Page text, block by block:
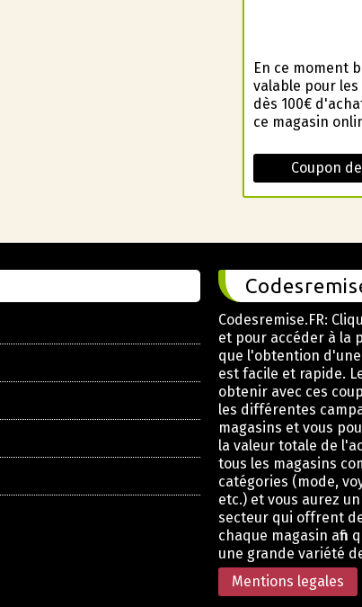
En ce moment
valable pour
dès 100€
ce magasin
Coupon
Codesremise.FR:
et pour accéder à la
que l'obtention
est facile et rapide.
obtenir avec ces
les différentes
magasins et vous
la valeur totale de
tous les magasins
catégories (mode,
etc.) et vous aurez
secteur qui offrent
chaque magasin afin
une grande variété
Mentions legales